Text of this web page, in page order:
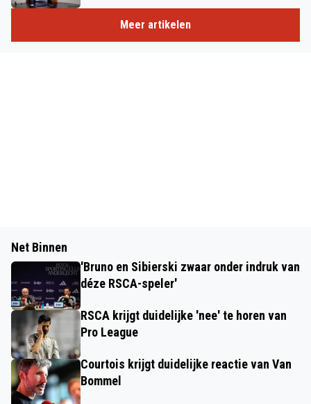
Meer artikelen
Net Binnen
'Bruno en Sibierski zwaar onder indruk van
déze RSCA-speler'
RSCA krijgt duidelijke 'nee' te horen van
Pro League
Courtois krijgt duidelijke reactie van Van
Bommel